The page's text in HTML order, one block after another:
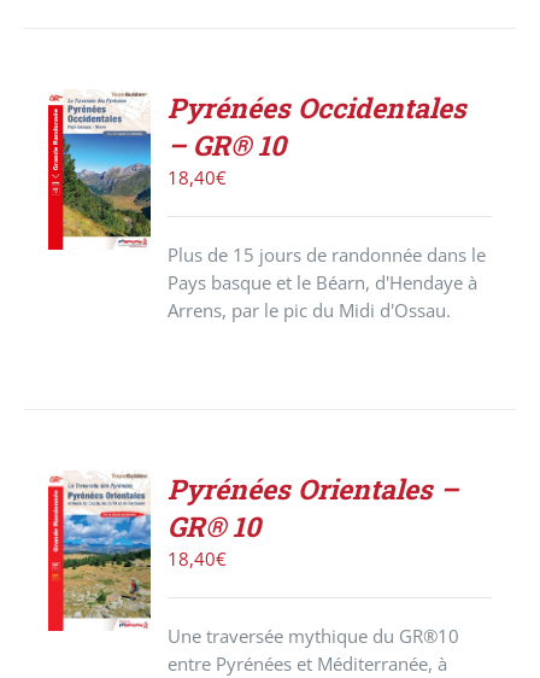
ACHETER
LE
PRODUIT
/
DÉTAILS
Pyrénées Occidentales
– GR® 10
18,40€
Plus de 15 jours de randonnée dans le
Pays basque et le Béarn, d'Hendaye à
Arrens, par le pic du Midi d'Ossau.
AJOUTER
AU
PANIER
/
DÉTAILS
Pyrénées Orientales –
GR® 10
18,40€
Une traversée mythique du GR®10
entre Pyrénées et Méditerranée, à